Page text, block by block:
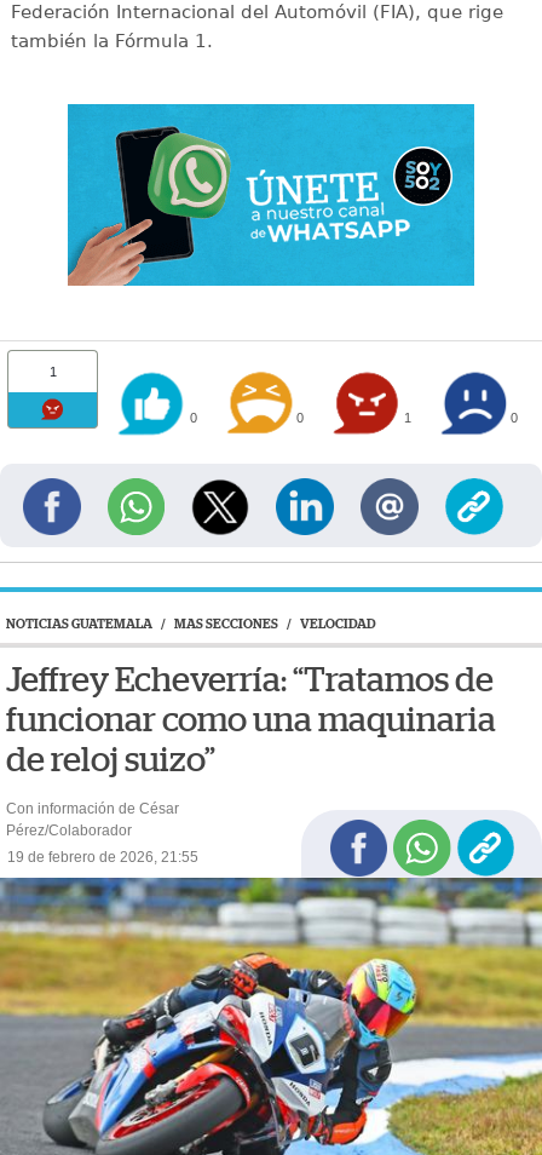
Federación Internacional del Automóvil (FIA), que rige
también la Fórmula 1.
1
0 0 1 0
NOTICIAS GUATEMALA / MAS SECCIONES / VELOCIDAD
Jeffrey Echeverría: “Tratamos de
funcionar como una maquinaria
de reloj suizo”
Con información de César
Pérez/Colaborador
19 de febrero de 2026, 21:55